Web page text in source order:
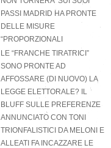
PASSI MADRID HA PRONTE
DELLE MISURE
“PROPORZIONALI
LE “FRANCHE TIRATRICI”
SONO PRONTE AD
AFFOSSARE (DI NUOVO) LA
LEGGE ELETTORALE? IL
BLUFF SULLE PREFERENZE
ANNUNCIATO CON TONI
TRIONFALISTICI DA MELONI E
ALLEATI FA INCAZZARE LE